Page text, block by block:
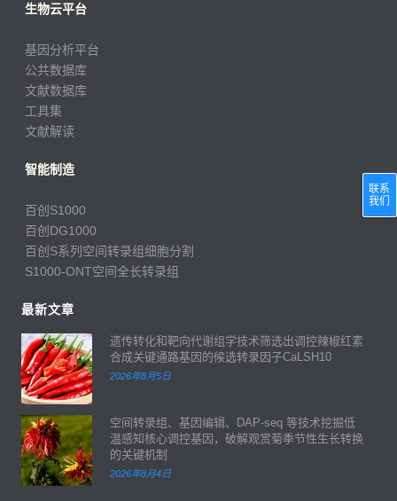
生物云平台
基因分析平台
公共数据库
文献数据库
工具集
文献解读
智能制造
百创S1000
百创DG1000
百创S系列空间转录组细胞分割
S1000-ONT空间全长转录组
最新文章
遗传转化和靶向代谢组学技术筛选出调控辣椒红素
合成关键通路基因的候选转录因子CaLSH10
2026年8月5日
空间转录组、基因编辑、DAP-seq 等技术挖掘低
温感知核心调控基因，破解观赏菊季节性生长转换
的关键机制
2026年8月4日
联系
我们